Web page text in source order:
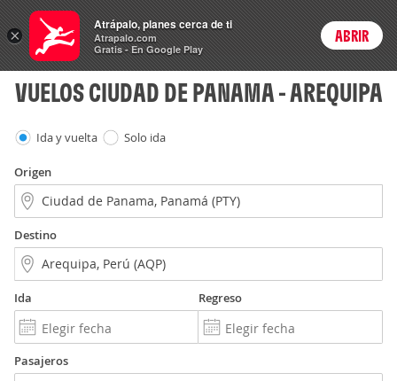
Vuelos Login
VUELOS CIUDAD DE PANAMA - AREQUIPA
Ida y vuelta Solo ida
Origen
Destino
Ida Regreso
Pasajeros
×
Atrápalo, planes cerca de ti
Atrapalo.com
Gratis - En Google Play
ABRIR